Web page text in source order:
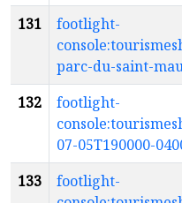
131
footlight-
parc-du-saint-
132
footlight-
07-05T190000-
133
footlight-